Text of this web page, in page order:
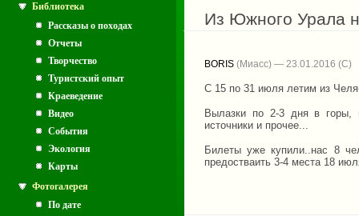
Библиотека
Рассказы о походах
Отчеты
Творчество
Туристский опыт
Краеведение
Видео
События
Экология
Карты
Фотогалерея
По дате
Вы здесь
Из Южного Урала
BORIS (Миасс) — 23.01.2016
С 15 по 31 июля летим из
Вылазки по 2-3 дня в горы,
источники и прочее...
Билеты уже купили..нас 8
предостваить 3-4 места 18